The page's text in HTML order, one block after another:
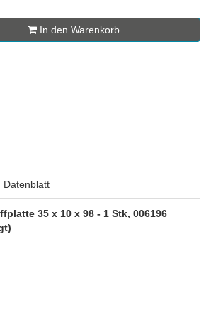
In den Warenkorb
Datenblatt
35 x 10 x 98 - 1 Stk, 006196